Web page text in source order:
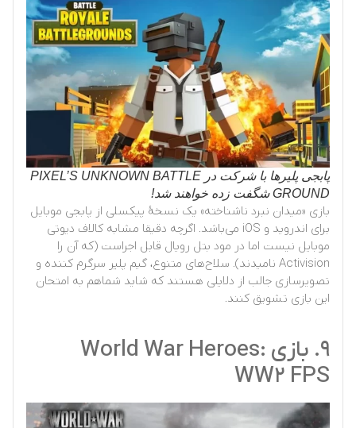
پابجی پلیرها با شرکت در PIXEL’S UNKNOWN BATTLE
GROUND شگفت زده خواهند شد!
بازی «میدان نبرد ناشناخته» یک نسخهٔ پیکسلی از پابجی موبایل
برای اندروید و iOS می‌باشد. اگرچه دقیقا مشابه کالاف دیوتی
موبایل نیست اما در مود بتل رویال قابل اجراست (که آن را
Activision نامیدند). سلاح‌های متنوع، گیم پلیر سرگرم کننده و
تصویرسازی جالب از دلایلی هستند که شاید شماهم به امتحان
این بازی تشویق کنند.
۹. بازی World War Heroes:
WW2 FPS